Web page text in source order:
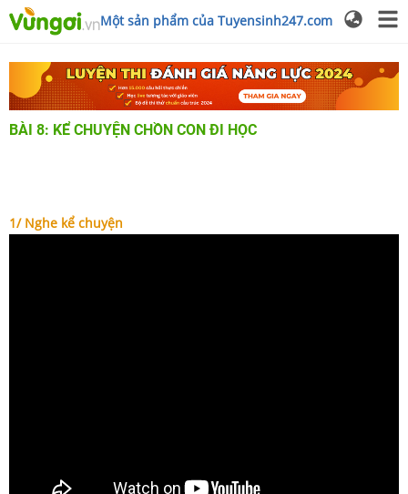
Một sản phẩm của Tuyensinh247.com
BÀI 8: KỂ CHUYỆN CHỒN CON ĐI HỌC
1/ Nghe kể chuyện